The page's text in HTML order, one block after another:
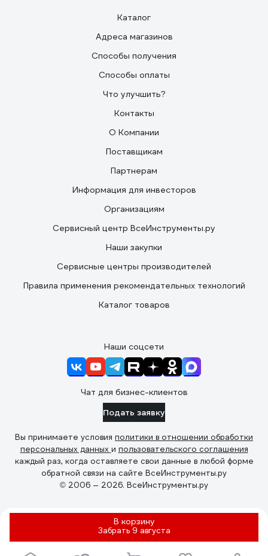
В корзину
Забрать 9 августа
Каталог
Адреса магазинов
Способы получения
Способы оплаты
Что улучшить?
Контакты
О Компании
Поставщикам
Партнерам
Информация для инвесторов
Организациям
Сервисный центр ВсеИнструменты.ру
Наши закупки
Сервисные центры производителей
Правила применения рекомендательных технологий
Каталог товаров
Наши соцсети
Чат для бизнес-клиентов
Подать заявку
Вы принимаете условия политики в отношении обработки
персональных данных и пользовательского соглашения
каждый раз, когда оставляете свои данные в любой форме
обратной связи на сайте ВсеИнструменты.ру
© 2006 — 2026. ВсеИнструменты.ру